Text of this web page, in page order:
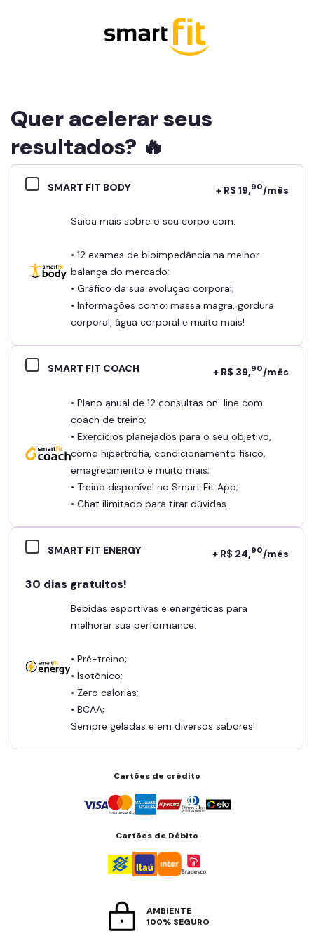
Quer acelerar seus
resultados? 🔥
SMART FIT BODY + R$ 19,90/mês
Saiba mais sobre o seu corpo com:
• 12 exames de bioimpedância na melhor
balança do mercado;
• Gráfico da sua evolução corporal;
• Informações como: massa magra, gordura
corporal, água corporal e muito mais!
SMART FIT COACH + R$ 39,90/mês
• Plano anual de 12 consultas on-line com
coach de treino;
• Exercícios planejados para o seu objetivo,
como hipertrofia, condicionamento físico,
emagrecimento e muito mais;
• Treino disponível no Smart Fit App;
• Chat ilimitado para tirar dúvidas.
SMART FIT ENERGY + R$ 24,90/mês
30 dias gratuitos!
Bebidas esportivas e energéticas para
melhorar sua performance:
• Pré-treino;
• Isotônico;
• Zero calorias;
• BCAA;
Sempre geladas e em diversos sabores!
Cartões de crédito
Cartões de Débito
AMBIENTE
100% SEGURO